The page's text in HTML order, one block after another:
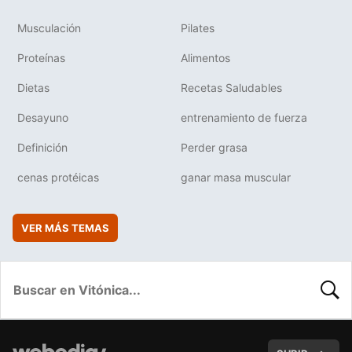
Musculación Pilates
Proteínas Alimentos
Dietas Recetas Saludables
Desayuno entrenamiento de fuerza
Definición Perder grasa
cenas protéicas ganar masa muscular
VER MÁS TEMAS